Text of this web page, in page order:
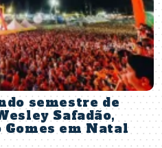
semestre de
Safadão,
em Natal